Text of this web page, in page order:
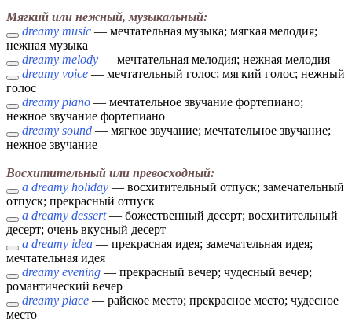
Мягкий или нежный, музыкальный:
dreamy music — мечтательная музыка; мягкая мелодия;
нежная музыка
dreamy melody — мечтательная мелодия; нежная мелодия
dreamy voice — мечтательный голос; мягкий голос; нежный
голос
dreamy piano — мечтательное звучание фортепиано;
нежное звучание фортепиано
dreamy sound — мягкое звучание; мечтательное звучание;
нежное звучание
Восхитительный или превосходный:
a dreamy holiday — восхитительный отпуск; замечательный
отпуск; прекрасный отпуск
a dreamy dessert— божественный десерт; восхитительный
десерт; очень вкусный десерт
a dreamy idea — прекрасная идея; замечательная идея;
мечтательная идея
dreamy evening — прекрасный вечер; чудесный вечер;
романтический вечер
dreamy place — райское место; прекрасное место; чудесное
место